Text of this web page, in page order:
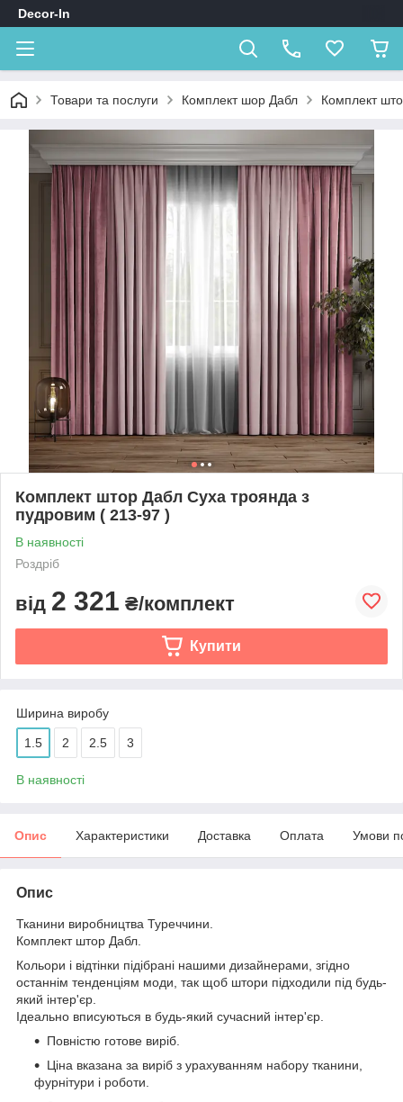
Decor-In
Товари та послуги Комплект шор Дабл Комплект
Комплект штор Дабл Суха троянда з
пудровим ( 213-97 )
В наявності
Роздріб
від 2 321 ₴/комплект
Купити
Ширина виробу
1.5 2 2.5 3
В наявності
Опис Характеристики Доставка Оплата Умови
Опис
Тканини виробництва Туреччини.
Комплект штор Дабл.
Кольори і відтінки підібрані нашими дизайнерами, згідно
останнім тенденціям моди, так щоб штори підходили під будь-
який інтер'єр.
Ідеально вписуються в будь-який сучасний інтер'єр.
Повністю готове виріб.
Ціна вказана за виріб з урахуванням набору тканини,
фурнітури і роботи.